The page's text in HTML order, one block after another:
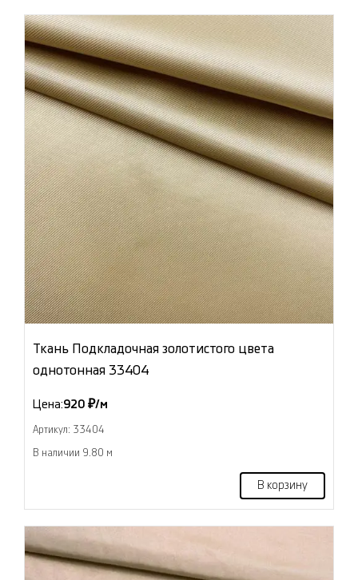
Ткань Подкладочная золотистого цвета
однотонная 33404
Цена:920 ₽/м
Артикул: 33404
В наличии 9.80 м
В корзину